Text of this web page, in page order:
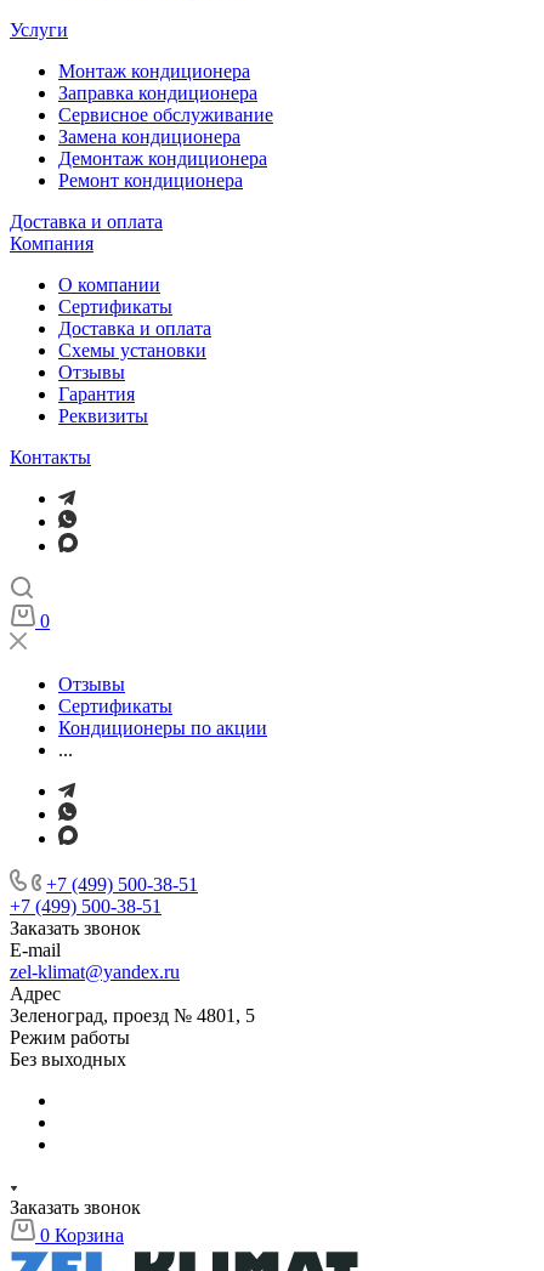
Услуги
Монтаж кондиционера
Заправка кондиционера
Сервисное обслуживание
Замена кондиционера
Демонтаж кондиционера
Ремонт кондиционера
Доставка и оплата
Компания
О компании
Сертификаты
Доставка и оплата
Схемы установки
Отзывы
Гарантия
Реквизиты
Контакты
0
Отзывы
Сертификаты
Кондиционеры по акции
...
+7 (499) 500-38-51
+7 (499) 500-38-51
Заказать звонок
E-mail
zel-klimat@yandex.ru
Адрес
Зеленоград, проезд № 4801, 5
Режим работы
Без выходных
Заказать звонок
0 Корзина